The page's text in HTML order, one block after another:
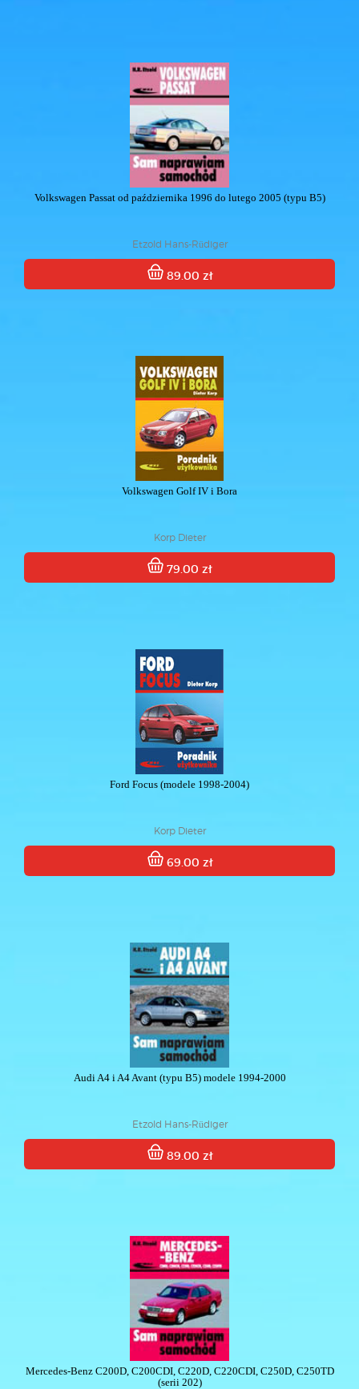
Volkswagen Passat od października 1996 do lutego 2005 (typu B5)
Etzold Hans-Rüdiger
89.00 zł
Volkswagen Golf IV i Bora
Korp Dieter
79.00 zł
Ford Focus (modele 1998-2004)
Korp Dieter
69.00 zł
Audi A4 i A4 Avant (typu B5) modele 1994-2000
Etzold Hans-Rüdiger
89.00 zł
Mercedes-Benz C200D, C200CDI, C220D, C220CDI, C250D, C250TD
(serii 202)